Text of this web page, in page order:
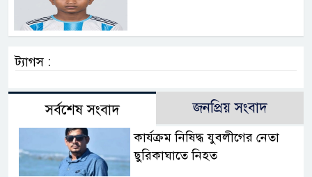
ট্যাগস :
সর্বশেষ সংবাদ জনপ্রিয় সংবাদ
কার্যক্রম নিষিদ্ধ যুবলীগের নেতা
ছুরিকাঘাতে নিহত